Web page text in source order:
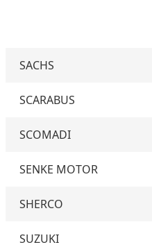
SACHS
SCARABUS
SCOMADI
SENKE MOTOR
SHERCO
SUZUKI